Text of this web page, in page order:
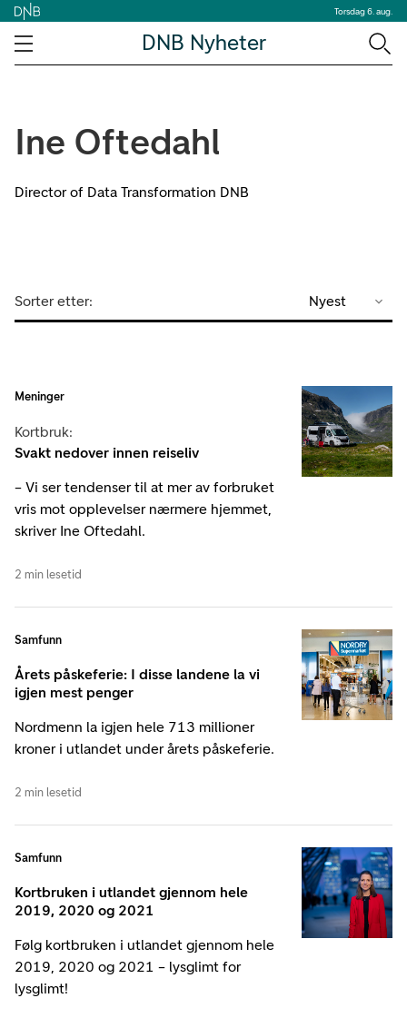
Torsdag 6. aug.
DNB Nyheter
Ine Oftedahl
Director of Data Transformation DNB
Sorter etter: Nyest
Meninger
Kortbruk:
Svakt nedover innen reiseliv
– Vi ser tendenser til at mer av forbruket
vris mot opplevelser nærmere hjemmet,
skriver Ine Oftedahl.
2 min lesetid
Samfunn
Årets påskeferie: I disse landene la vi
igjen mest penger
Nordmenn la igjen hele 713 millioner
kroner i utlandet under årets påskeferie.
2 min lesetid
Samfunn
Kortbruken i utlandet gjennom hele
2019, 2020 og 2021
Følg kortbruken i utlandet gjennom hele
2019, 2020 og 2021 – lysglimt for
lysglimt!